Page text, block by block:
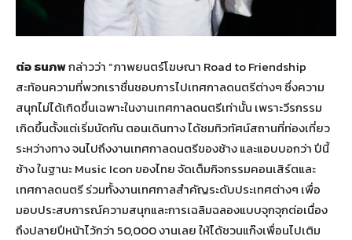
ต่อ ธนภพกล่าวว่า “ภาพยนตร์โฆษณา Road to Friendship
สะท้อนความที่พวกเราชื่นชอบการไปเทศกาลดนตรีต่างๆ ซึ่งความ
สนุกไม่ได้เกิดขึ้นเฉพาะในงานเทศกาลดนตรีเท่านั้น เพราะวีรกรรม
เกิดขึ้นตั้งแต่เริ่มนัดกัน ตอนเดินทาง ได้ชมทิวทัศน์สถานที่ท่องเที่ยว
ระหว่างทาง จนไปถึงงานเทศกาลดนตรีของช้าง และแอบบอกว่า ปีนี้
ช้าง ในฐานะ Music Icon ของไทย จัดเต็มกิจกรรมคอนเสิร์ตและ
เทศกาลดนตรี ร่วมทั้งงานเทศกาลสำคัญระดับประเทศต่างๆ เพื่อ
มอบประสบการณ์ความสนุกและการเฉลิมฉลองแบบจุกจุกต่อเนื่อง
ถึงปลายปีหน้าไว้กว่า 50,000 งานเลย ให้ได้ชวนแก๊งเพื่อนไปเติม